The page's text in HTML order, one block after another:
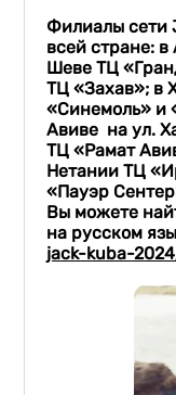
Филиалы сети
всей стране:
Шеве ТЦ
ТЦ «Захав»; в
«Синемоль» и
Авиве на ул.
ТЦ «Рамат
Нетании ТЦ
«Пауэр
Вы можете
на русском
jack-kuba-